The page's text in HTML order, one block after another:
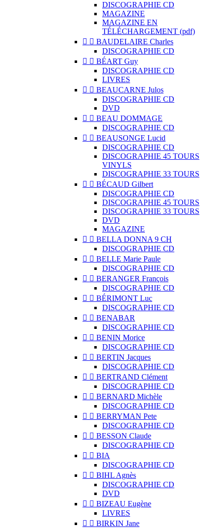
DISCOGRAPHIE CD
MAGAZINE
MAGAZINE EN
TÉLÉCHARGEMENT (pdf)
  BAUDELAIRE Charles
DISCOGRAPHIE CD
  BÉART Guy
DISCOGRAPHIE CD
LIVRES
  BEAUCARNE Julos
DISCOGRAPHIE CD
DVD
  BEAU DOMMAGE
DISCOGRAPHIE CD
  BEAUSONGE Lucid
DISCOGRAPHIE CD
DISCOGRAPHIE 45 TOURS
VINYLS
DISCOGRAPHIE 33 TOURS
  BÉCAUD Gilbert
DISCOGRAPHIE CD
DISCOGRAPHIE 45 TOURS
DISCOGRAPHIE 33 TOURS
DVD
MAGAZINE
  BELLA DONNA 9 CH
DISCOGRAPHIE CD
  BELLE Marie Paule
DISCOGRAPHIE CD
  BERANGER François
DISCOGRAPHIE CD
  BÉRIMONT Luc
DISCOGRAPHIE CD
  BENABAR
DISCOGRAPHIE CD
  BENIN Morice
DISCOGRAPHIE CD
  BERTIN Jacques
DISCOGRAPHIE CD
  BERTRAND Clément
DISCOGRAPHIE CD
  BERNARD Michèle
DISCOGRAPHIE CD
  BERRYMAN Pete
DISCOGRAPHIE CD
  BESSON Claude
DISCOGRAPHIE CD
  BIA
DISCOGRAPHIE CD
  BIHL Agnès
DISCOGRAPHIE CD
DVD
  BIZEAU Eugène
LIVRES
  BIRKIN Jane